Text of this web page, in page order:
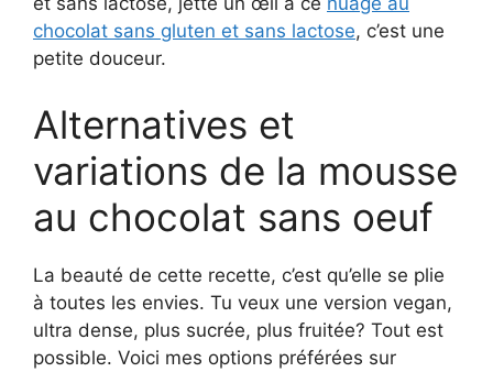
chocolat sans gluten et sans lactose, c’est une
petite douceur.
Alternatives et
variations de la mousse
au chocolat sans oeuf
La beauté de cette recette, c’est qu’elle se plie
à toutes les envies. Tu veux une version vegan,
ultra dense, plus sucrée, plus fruitée? Tout est
possible. Voici mes options préférées sur